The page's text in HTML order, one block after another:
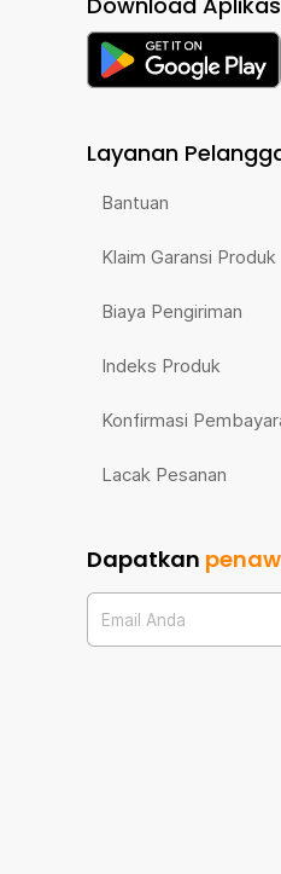
Layanan
Bantuan
Klaim Garansi Produk
Biaya Pengiriman
Indeks Produk
Konfirmasi
Lacak Pesanan
Dapatkan
Email Anda